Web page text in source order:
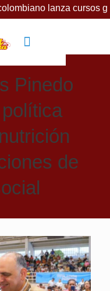
cursos gratuitos para
Pinedo
de